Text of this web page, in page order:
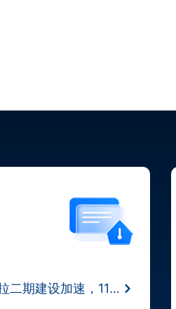
新首都努桑塔拉二期建设加速，11月BD